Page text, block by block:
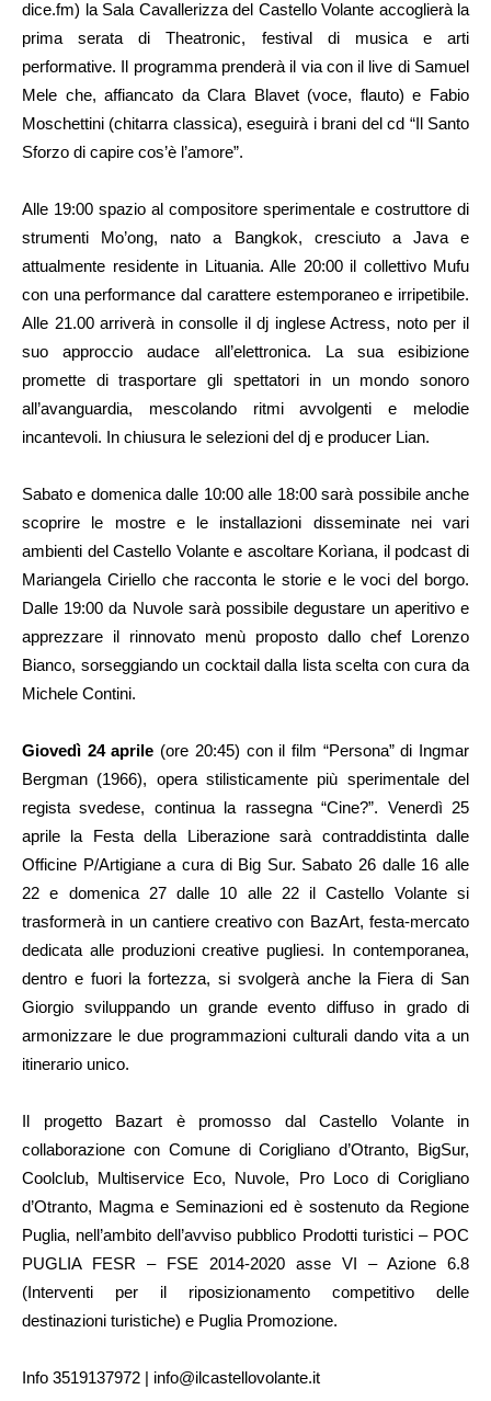
dice.fm) la Sala Cavallerizza del Castello Volante accoglierà la
prima serata di Theatronic, festival di musica e arti
performative. Il programma prenderà il via con il live di Samuel
Mele che, affiancato da Clara Blavet (voce, flauto) e Fabio
Moschettini (chitarra classica), eseguirà i brani del cd “Il Santo
Sforzo di capire cos’è l’amore”.
Alle 19:00 spazio al compositore sperimentale e costruttore di
strumenti Mo’ong, nato a Bangkok, cresciuto a Java e
attualmente residente in Lituania. Alle 20:00 il collettivo Mufu
con una performance dal carattere estemporaneo e irripetibile.
Alle 21.00 arriverà in consolle il dj inglese Actress, noto per il
suo approccio audace all’elettronica. La sua esibizione
promette di trasportare gli spettatori in un mondo sonoro
all’avanguardia, mescolando ritmi avvolgenti e melodie
incantevoli. In chiusura le selezioni del dj e producer Lian.
Sabato e domenica dalle 10:00 alle 18:00 sarà possibile anche
scoprire le mostre e le installazioni disseminate nei vari
ambienti del Castello Volante e ascoltare Korìana, il podcast di
Mariangela Ciriello che racconta le storie e le voci del borgo.
Dalle 19:00 da Nuvole sarà possibile degustare un aperitivo e
apprezzare il rinnovato menù proposto dallo chef Lorenzo
Bianco, sorseggiando un cocktail dalla lista scelta con cura da
Michele Contini.
Giovedì 24 aprile (ore 20:45) con il film “Persona” di Ingmar
Bergman (1966), opera stilisticamente più sperimentale del
regista svedese, continua la rassegna “Cine?”. Venerdì 25
aprile la Festa della Liberazione sarà contraddistinta dalle
Officine P/Artigiane a cura di Big Sur. Sabato 26 dalle 16 alle
22 e domenica 27 dalle 10 alle 22 il Castello Volante si
trasformerà in un cantiere creativo con BazArt, festa-mercato
dedicata alle produzioni creative pugliesi. In contemporanea,
dentro e fuori la fortezza, si svolgerà anche la Fiera di San
Giorgio sviluppando un grande evento diffuso in grado di
armonizzare le due programmazioni culturali dando vita a un
itinerario unico.
Il progetto Bazart è promosso dal Castello Volante in
collaborazione con Comune di Corigliano d’Otranto, BigSur,
Coolclub, Multiservice Eco, Nuvole, Pro Loco di Corigliano
d’Otranto, Magma e Seminazioni ed è sostenuto da Regione
Puglia, nell’ambito dell’avviso pubblico Prodotti turistici – POC
PUGLIA FESR – FSE 2014-2020 asse VI – Azione 6.8
(Interventi per il riposizionamento competitivo delle
destinazioni turistiche) e Puglia Promozione.
Info 3519137972 | info@ilcastellovolante.it